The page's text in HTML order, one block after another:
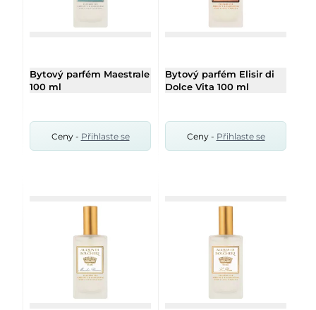
Bytový parfém Maestrale
100 ml
Ceny - Přihlaste se
Bytový parfém Elisir di
Dolce Vita 100 ml
Ceny - Přihlaste se